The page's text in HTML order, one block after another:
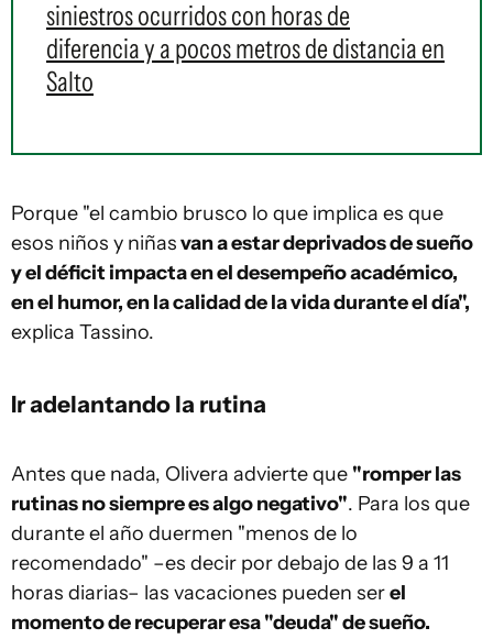
siniestros ocurridos con horas de
diferencia y a pocos metros de distancia en
Salto
Porque "el cambio brusco lo que implica es que
esos niños y niñasvan a estar deprivados de sueño
y el déficit impacta en el desempeño académico,
en el humor, en la calidad de la vida durante el día",
explica Tassino.
Ir adelantando la rutina
Antes que nada, Olivera advierte que "romper las
rutinas no siempre es algo negativo". Para los que
durante el año duermen "menos de lo
recomendado" –es decir por debajo de las 9 a 11
horas diarias– las vacaciones pueden serel
momento de recuperar esa "deuda" de sueño.